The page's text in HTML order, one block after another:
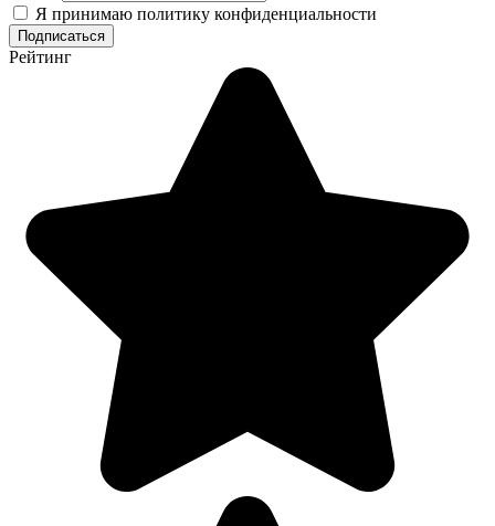
Я принимаю политику конфиденциальности
Рейтинг